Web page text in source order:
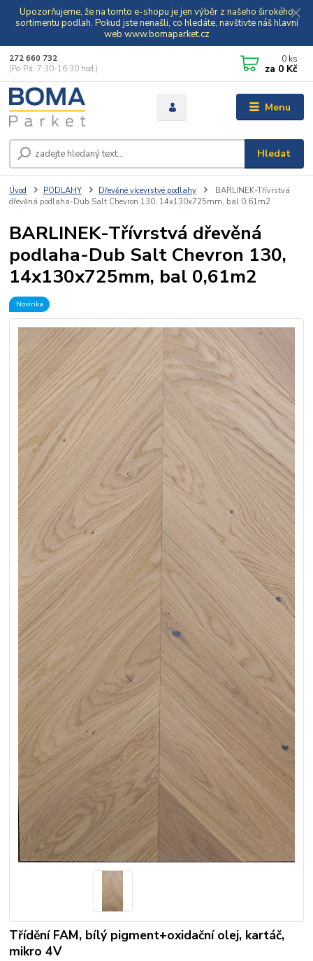
Upozorňujeme, že na tomto e-shopu je jen výběr z našeho širokého
sortimentu podlah. Pokud jste nenašli, co hledáte, navštivte náš hlavní
web www.bomaparket.cz
Menu
Hledat
272 660 732
(Po-Pá, 7:30-16:30 hod.)
0 ks
za 0 Kč
Úvod PODLAHY Dřevěné vícevrstvé podlahy
BARLINEK-Třívrstvá
dřevěná podlaha-Dub Salt Chevron 130, 14x130x725mm, bal 0,61m2
BARLINEK-Třívrstvá dřevěná
podlaha-Dub Salt Chevron 130,
14x130x725mm, bal 0,61m2
Novinka
Třídění FAM, bílý pigment+oxidační olej, kartáč,
mikro 4V